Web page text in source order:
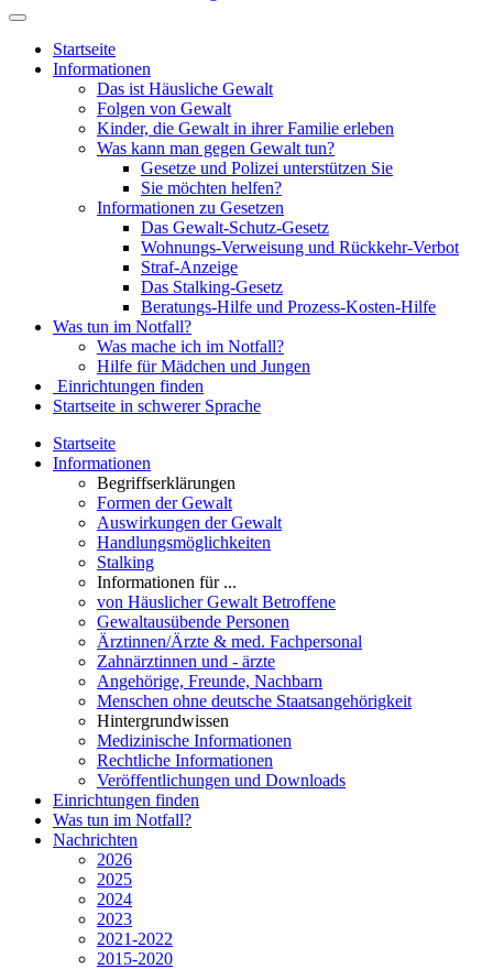
Startseite
Informationen
Das ist Häusliche Gewalt
Folgen von Gewalt
Kinder, die Gewalt in ihrer Familie erleben
Was kann man gegen Gewalt tun?
Gesetze und Polizei unterstützen Sie
Sie möchten helfen?
Informationen zu Gesetzen
Das Gewalt-Schutz-Gesetz
Wohnungs-Verweisung und Rückkehr-Verbot
Straf-Anzeige
Das Stalking-Gesetz
Beratungs-Hilfe und Prozess-Kosten-Hilfe
Was tun im Notfall?
Was mache ich im Notfall?
Hilfe für Mädchen und Jungen
Einrichtungen finden
Startseite in schwerer Sprache
Startseite
Informationen
Begriffserklärungen
Formen der Gewalt
Auswirkungen der Gewalt
Handlungsmöglichkeiten
Stalking
Informationen für ...
von Häuslicher Gewalt Betroffene
Gewaltausübende Personen
Ärztinnen/Ärzte & med. Fachpersonal
Zahnärztinnen und - ärzte
Angehörige, Freunde, Nachbarn
Menschen ohne deutsche Staatsangehörigkeit
Hintergrundwissen
Medizinische Informationen
Rechtliche Informationen
Veröffentlichungen und Downloads
Einrichtungen finden
Was tun im Notfall?
Nachrichten
2026
2025
2024
2023
2021-2022
2015-2020